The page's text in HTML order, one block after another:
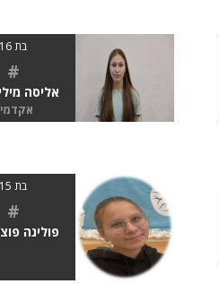
בת 16
#
אליסה
בת 15
#
פולינה